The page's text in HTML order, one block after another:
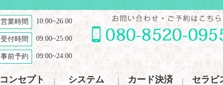
営業時間 10:00~26:00
受付時間 09:00~25:00
事前予約 09:00~24:00
コンセプト システム カード決済 セラピ